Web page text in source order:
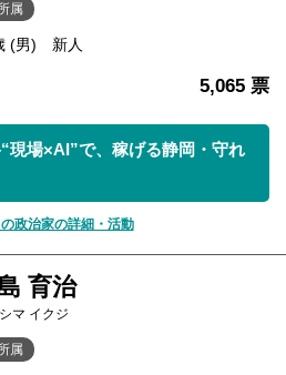
属
(男) 新人
5,065 票
場×AI”で、稼げる静岡・守れ
政治家の詳細・活動
育治
マ イクジ
属